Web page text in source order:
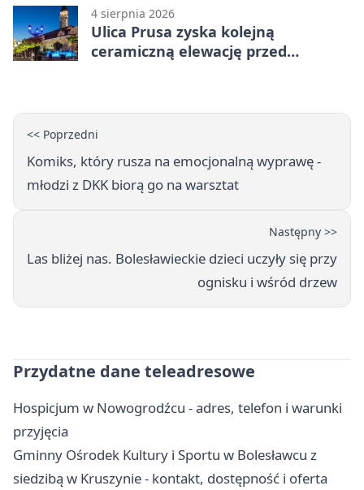
4 sierpnia 2026
Ulica Prusa zyska kolejną
ceramiczną elewację przed
<< Poprzedni
Komiks, który rusza na emocjonalną wyprawę -
młodzi z DKK biorą go na warsztat
Następny >>
Las bliżej nas. Bolesławieckie dzieci uczyły się przy
ognisku i wśród drzew
Przydatne dane teleadresowe
Hospicjum w Nowogrodźcu - adres, telefon i warunki
przyjęcia
Gminny Ośrodek Kultury i Sportu w Bolesławcu z
siedzibą w Kruszynie - kontakt, dostępność i oferta